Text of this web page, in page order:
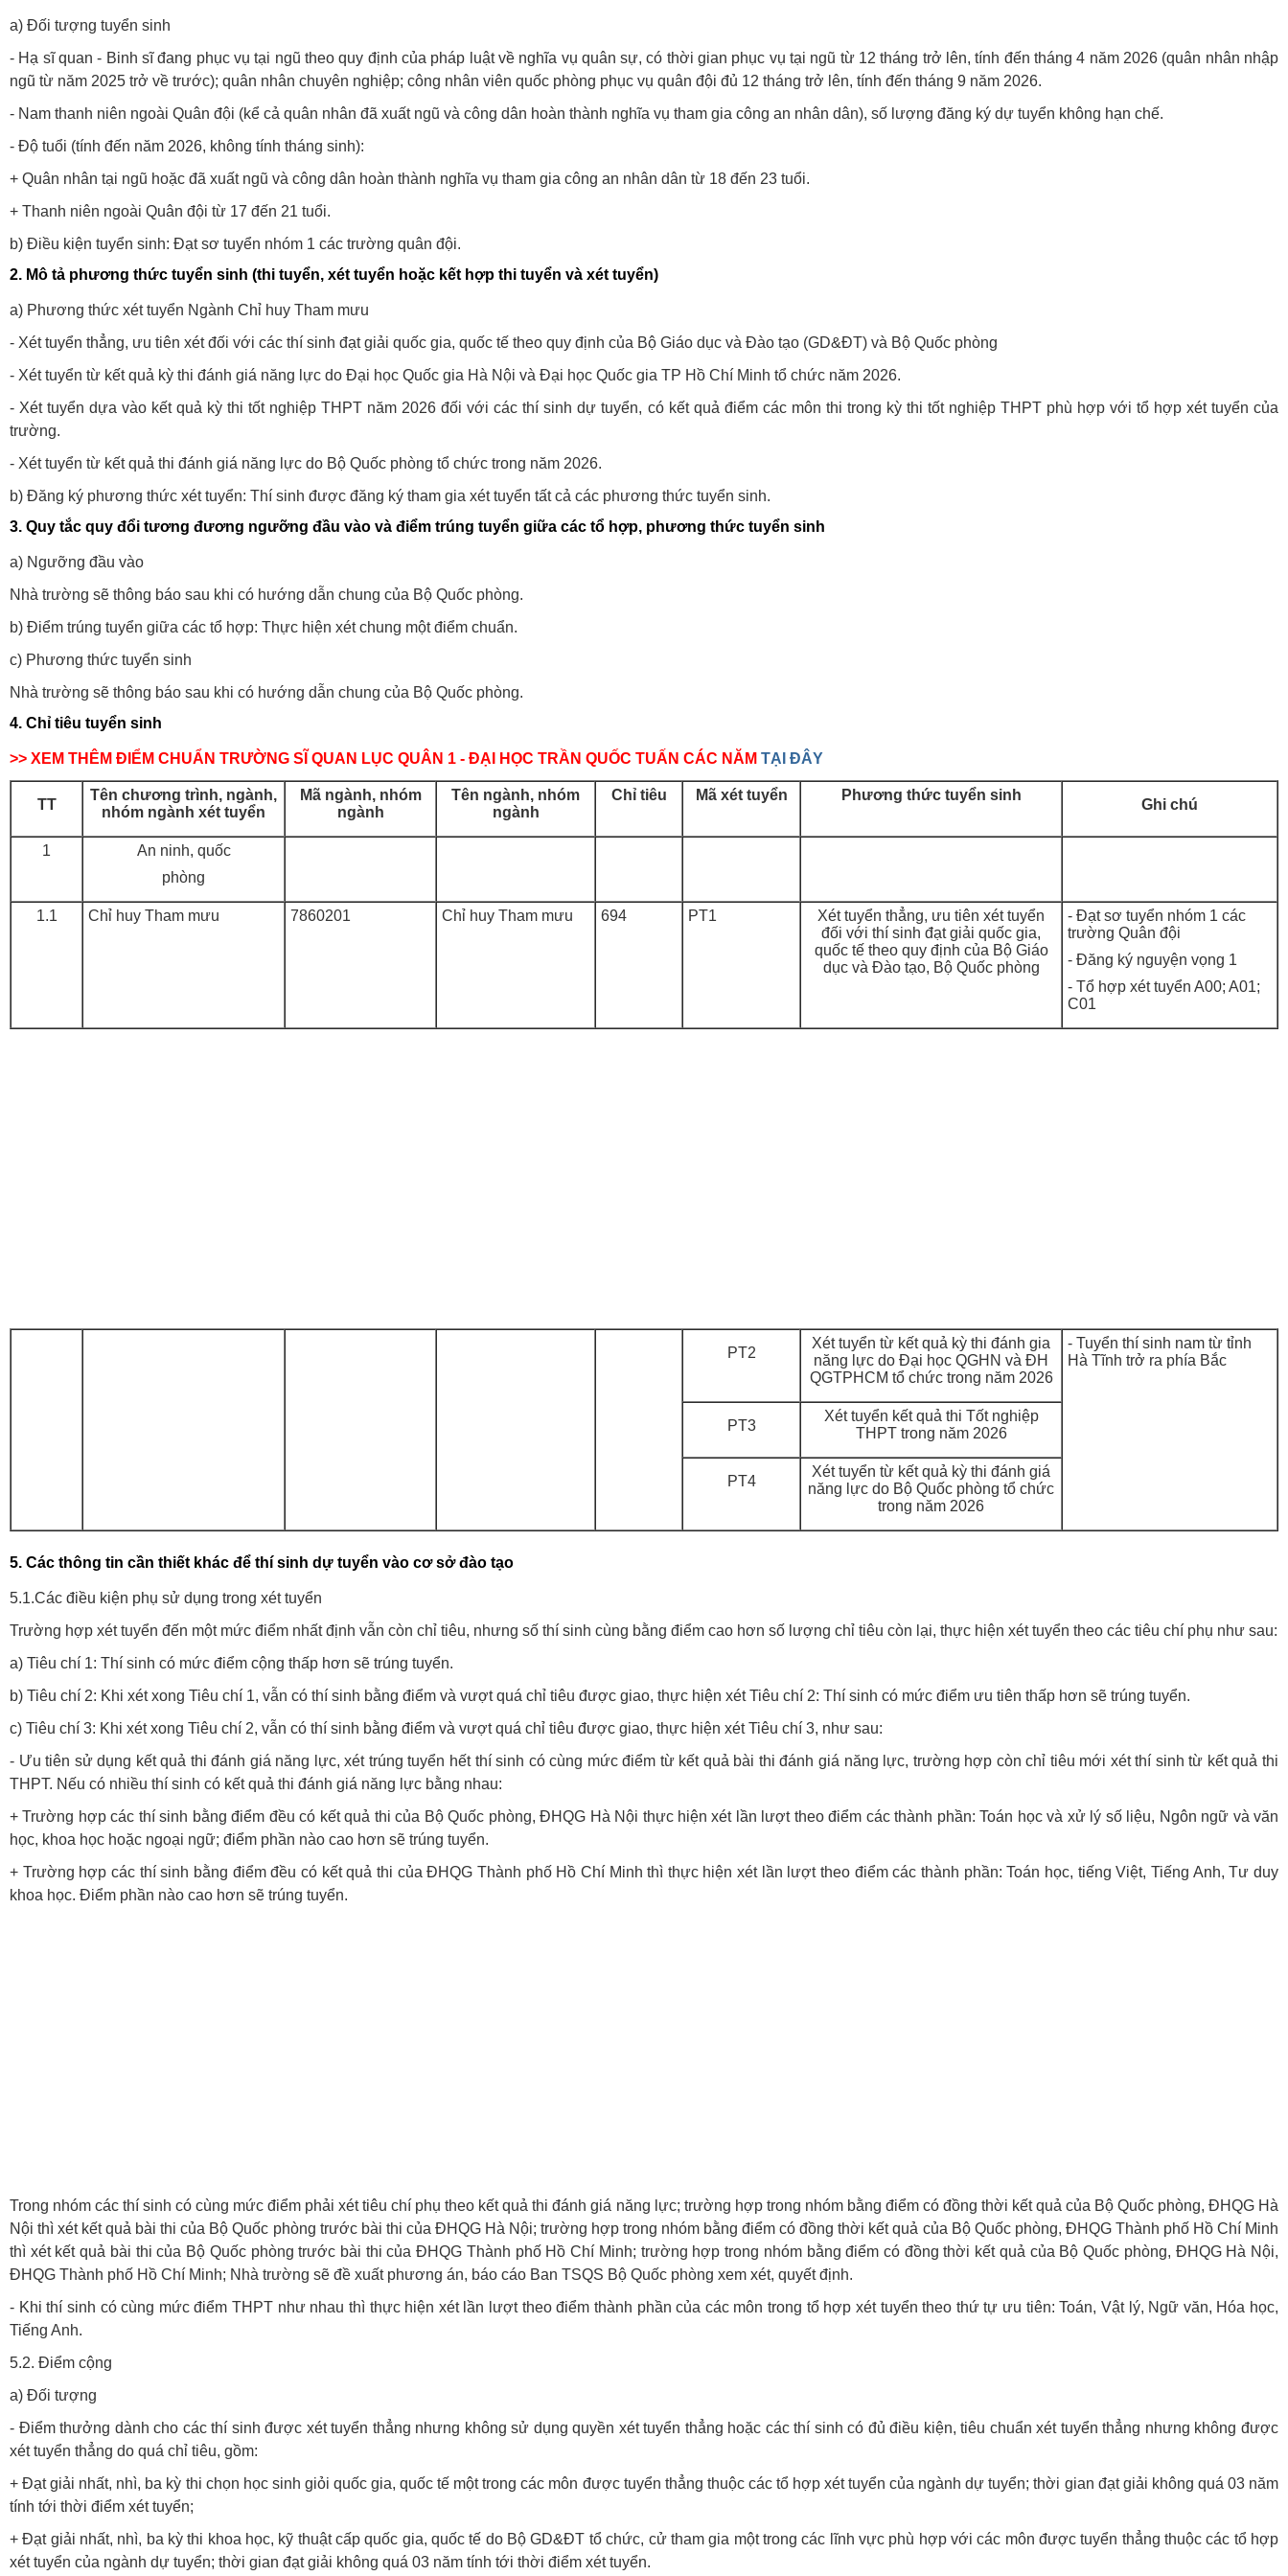
a) Đối tượng tuyển sinh
- Hạ sĩ quan - Binh sĩ đang phục vụ tại ngũ theo quy định của pháp luật về nghĩa vụ quân sự, có thời gian phục vụ tại ngũ từ 12 tháng trở lên, tính đến tháng 4 năm 2026 (quân nhân nhập
ngũ từ năm 2025 trở về trước); quân nhân chuyên nghiệp; công nhân viên quốc phòng phục vụ quân đội đủ 12 tháng trở lên, tính đến tháng 9 năm 2026.
- Nam thanh niên ngoài Quân đội (kể cả quân nhân đã xuất ngũ và công dân hoàn thành nghĩa vụ tham gia công an nhân dân), số lượng đăng ký dự tuyển không hạn chế.
- Độ tuổi (tính đến năm 2026, không tính tháng sinh):
+ Quân nhân tại ngũ hoặc đã xuất ngũ và công dân hoàn thành nghĩa vụ tham gia công an nhân dân từ 18 đến 23 tuổi.
+ Thanh niên ngoài Quân đội từ 17 đến 21 tuổi.
b) Điều kiện tuyển sinh: Đạt sơ tuyển nhóm 1 các trường quân đội.
2. Mô tả phương thức tuyển sinh (thi tuyển, xét tuyển hoặc kết hợp thi tuyển và xét tuyển)
a) Phương thức xét tuyển Ngành Chỉ huy Tham mưu
- Xét tuyển thẳng, ưu tiên xét đối với các thí sinh đạt giải quốc gia, quốc tế theo quy định của Bộ Giáo dục và Đào tạo (GD&ĐT) và Bộ Quốc phòng
- Xét tuyển từ kết quả kỳ thi đánh giá năng lực do Đại học Quốc gia Hà Nội và Đại học Quốc gia TP Hồ Chí Minh tổ chức năm 2026.
- Xét tuyển dựa vào kết quả kỳ thi tốt nghiệp THPT năm 2026 đối với các thí sinh dự tuyển, có kết quả điểm các môn thi trong kỳ thi tốt nghiệp THPT phù hợp với tổ hợp xét tuyển của
trường.
- Xét tuyển từ kết quả thi đánh giá năng lực do Bộ Quốc phòng tổ chức trong năm 2026.
b) Đăng ký phương thức xét tuyển: Thí sinh được đăng ký tham gia xét tuyển tất cả các phương thức tuyển sinh.
3. Quy tắc quy đổi tương đương ngưỡng đầu vào và điểm trúng tuyển giữa các tổ hợp, phương thức tuyển sinh
a) Ngưỡng đầu vào
Nhà trường sẽ thông báo sau khi có hướng dẫn chung của Bộ Quốc phòng.
b) Điểm trúng tuyển giữa các tổ hợp: Thực hiện xét chung một điểm chuẩn.
c) Phương thức tuyển sinh
Nhà trường sẽ thông báo sau khi có hướng dẫn chung của Bộ Quốc phòng.
4. Chỉ tiêu tuyển sinh
>> XEM THÊM ĐIỂM CHUẨN TRƯỜNG SĨ QUAN LỤC QUÂN 1 - ĐẠI HỌC TRẦN QUỐC TUẤN CÁC NĂM TẠI ĐÂY
TT
Tên chương trình, ngành,
nhóm ngành xét tuyển
Mã ngành, nhóm
ngành
Tên ngành, nhóm
ngành
Chỉ tiêu Mã xét tuyển Phương thức tuyển sinh
Ghi chú
1
An ninh, quốc
phòng
1.1 Chỉ huy Tham mưu 7860201 Chỉ huy Tham mưu 694 PT1
Xét tuyển thẳng, ưu tiên xét tuyển
đối với thí sinh đạt giải quốc gia,
quốc tế theo quy định của Bộ Giáo
dục và Đào tạo, Bộ Quốc phòng
- Đạt sơ tuyển nhóm 1 các
trường Quân đội
- Đăng ký nguyện vọng 1
- Tổ hợp xét tuyển A00; A01;
C01
PT2
Xét tuyển từ kết quả kỳ thi đánh gia
năng lực do Đại học QGHN và ĐH
QGTPHCM tổ chức trong năm 2026
- Tuyển thí sinh nam từ tỉnh
Hà Tĩnh trở ra phía Bắc
PT3
Xét tuyển kết quả thi Tốt nghiệp
THPT trong năm 2026
PT4
Xét tuyển từ kết quả kỳ thi đánh giá
năng lực do Bộ Quốc phòng tổ chức
trong năm 2026
5. Các thông tin cần thiết khác để thí sinh dự tuyển vào cơ sở đào tạo
5.1.Các điều kiện phụ sử dụng trong xét tuyển
Trường hợp xét tuyển đến một mức điểm nhất định vẫn còn chỉ tiêu, nhưng số thí sinh cùng bằng điểm cao hơn số lượng chỉ tiêu còn lại, thực hiện xét tuyển theo các tiêu chí phụ như sau:
a) Tiêu chí 1: Thí sinh có mức điểm cộng thấp hơn sẽ trúng tuyển.
b) Tiêu chí 2: Khi xét xong Tiêu chí 1, vẫn có thí sinh bằng điểm và vượt quá chỉ tiêu được giao, thực hiện xét Tiêu chí 2: Thí sinh có mức điểm ưu tiên thấp hơn sẽ trúng tuyển.
c) Tiêu chí 3: Khi xét xong Tiêu chí 2, vẫn có thí sinh bằng điểm và vượt quá chỉ tiêu được giao, thực hiện xét Tiêu chí 3, như sau:
- Ưu tiên sử dụng kết quả thi đánh giá năng lực, xét trúng tuyển hết thí sinh có cùng mức điểm từ kết quả bài thi đánh giá năng lực, trường hợp còn chỉ tiêu mới xét thí sinh từ kết quả thi
THPT. Nếu có nhiều thí sinh có kết quả thi đánh giá năng lực bằng nhau:
+ Trường hợp các thí sinh bằng điểm đều có kết quả thi của Bộ Quốc phòng, ĐHQG Hà Nội thực hiện xét lần lượt theo điểm các thành phần: Toán học và xử lý số liệu, Ngôn ngữ và văn
học, khoa học hoặc ngoại ngữ; điểm phần nào cao hơn sẽ trúng tuyển.
+ Trường hợp các thí sinh bằng điểm đều có kết quả thi của ĐHQG Thành phố Hồ Chí Minh thì thực hiện xét lần lượt theo điểm các thành phần: Toán học, tiếng Việt, Tiếng Anh, Tư duy
khoa học. Điểm phần nào cao hơn sẽ trúng tuyển.
Trong nhóm các thí sinh có cùng mức điểm phải xét tiêu chí phụ theo kết quả thi đánh giá năng lực; trường hợp trong nhóm bằng điểm có đồng thời kết quả của Bộ Quốc phòng, ĐHQG Hà
Nội thì xét kết quả bài thi của Bộ Quốc phòng trước bài thi của ĐHQG Hà Nội; trường hợp trong nhóm bằng điểm có đồng thời kết quả của Bộ Quốc phòng, ĐHQG Thành phố Hồ Chí Minh
thì xét kết quả bài thi của Bộ Quốc phòng trước bài thi của ĐHQG Thành phố Hồ Chí Minh; trường hợp trong nhóm bằng điểm có đồng thời kết quả của Bộ Quốc phòng, ĐHQG Hà Nội,
ĐHQG Thành phố Hồ Chí Minh; Nhà trường sẽ đề xuất phương án, báo cáo Ban TSQS Bộ Quốc phòng xem xét, quyết định.
- Khi thí sinh có cùng mức điểm THPT như nhau thì thực hiện xét lần lượt theo điểm thành phần của các môn trong tổ hợp xét tuyển theo thứ tự ưu tiên: Toán, Vật lý, Ngữ văn, Hóa học,
Tiếng Anh.
5.2. Điểm cộng
a) Đối tượng
- Điểm thưởng dành cho các thí sinh được xét tuyển thẳng nhưng không sử dụng quyền xét tuyển thẳng hoặc các thí sinh có đủ điều kiện, tiêu chuẩn xét tuyển thẳng nhưng không được
xét tuyển thẳng do quá chỉ tiêu, gồm:
+ Đạt giải nhất, nhì, ba kỳ thi chọn học sinh giỏi quốc gia, quốc tế một trong các môn được tuyển thẳng thuộc các tổ hợp xét tuyển của ngành dự tuyển; thời gian đạt giải không quá 03 năm
tính tới thời điểm xét tuyển;
+ Đạt giải nhất, nhì, ba kỳ thi khoa học, kỹ thuật cấp quốc gia, quốc tế do Bộ GD&ĐT tổ chức, cử tham gia một trong các lĩnh vực phù hợp với các môn được tuyển thẳng thuộc các tổ hợp
xét tuyển của ngành dự tuyển; thời gian đạt giải không quá 03 năm tính tới thời điểm xét tuyển.